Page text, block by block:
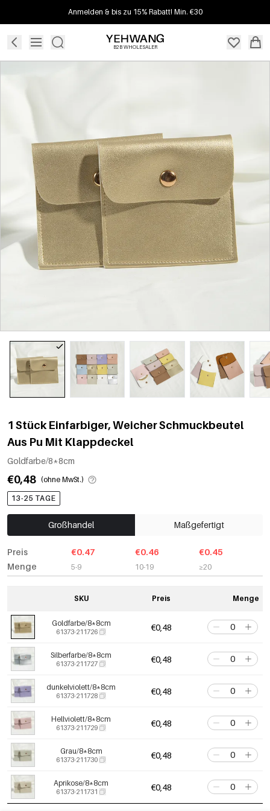
Anmelden & bis zu 15% Rabatt! Min. €30
B2B WHOLESALER
1 Stück Einfarbiger, Weicher Schmuckbeutel
Aus Pu Mit Klappdeckel
Goldfarbe/8*8cm
€0,48 (ohne MwSt.)
13-25 TAGE
Großhandel Maßgefertigt
Preis
Menge
€0.47
5-9
€0.46
10-19
€0.45
≥20
SKU Preis Menge
Goldfarbe/8*8cm
61373-211726 €0,48
Silberfarbe/8*8cm
61373-211727 €0,48
dunkelviolett/8*8cm
61373-211728 €0,48
Hellviolett/8*8cm
61373-211729 €0,48
Grau/8*8cm
61373-211730 €0,48
Aprikose/8*8cm
61373-211731 €0,48